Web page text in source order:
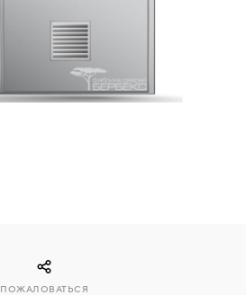
ПОЖАЛОВАТЬСЯ